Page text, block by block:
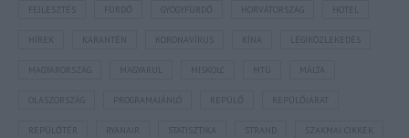
FEJLESZTÉS HORVÁTORSZÁG HOTEL
KARANTÉN LÉGIKÖZLEKEDÉS
MAGYARORSZÁG MTÜ MÁLTA
OLASZORSZÁG REPÜLŐJÁRAT
REPÜLŐTÉR STATISZTIKA STRAND SZAKMAI CIKKEK